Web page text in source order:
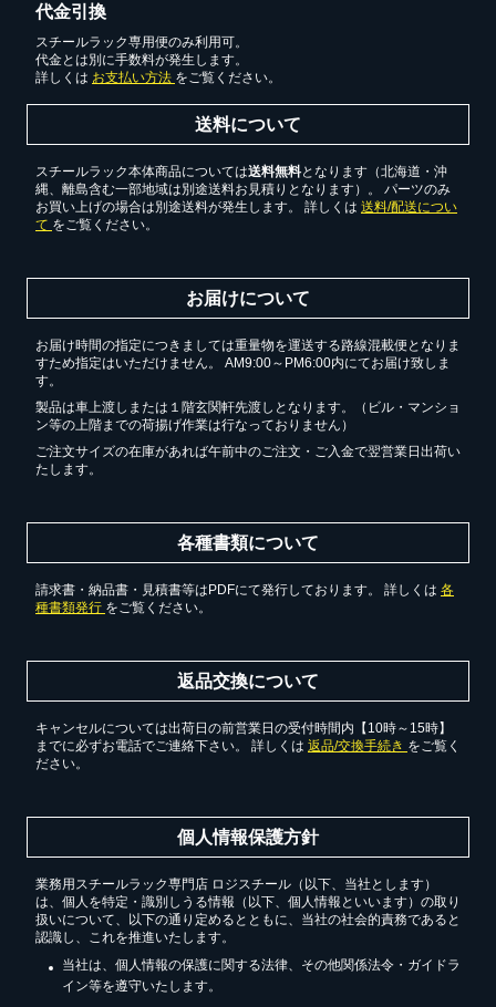
代金引換
スチールラック専用便のみ利用可。
代金とは別に手数料が発生します。
詳しくは お支払い方法 をご覧ください。
送料について
スチールラック本体商品については送料無料となります（北海道・沖
縄、離島含む一部地域は別途送料お見積りとなります）。 パーツのみ
お買い上げの場合は別途送料が発生します。 詳しくは 送料/配送につい
て をご覧ください。
お届けについて
お届け時間の指定につきましては重量物を運送する路線混載便となりま
すため指定はいただけません。 AM9:00～PM6:00内にてお届け致しま
す。
製品は車上渡しまたは１階玄関軒先渡しとなります。（ビル・マンショ
ン等の上階までの荷揚げ作業は行なっておりません）
ご注文サイズの在庫があれば午前中のご注文・ご入金で翌営業日出荷い
たします。
各種書類について
請求書・納品書・見積書等はPDFにて発行しております。 詳しくは 各
種書類発行 をご覧ください。
返品交換について
キャンセルについては出荷日の前営業日の受付時間内【10時～15時】
までに必ずお電話でご連絡下さい。 詳しくは 返品/交換手続き をご覧く
ださい。
個人情報保護方針
業務用スチールラック専門店 ロジスチール（以下、当社とします）
は、個人を特定・識別しうる情報（以下、個人情報といいます）の取り
扱いについて、以下の通り定めるとともに、当社の社会的責務であると
認識し、これを推進いたします。
当社は、個人情報の保護に関する法律、その他関係法令・ガイドラ
イン等を遵守いたします。
スチールラック3台以上の場合、見積書にてお値引き保証い
たします！
1台でも大量導入でも無料お見積・ご注文を受け付けており
カートへ進む